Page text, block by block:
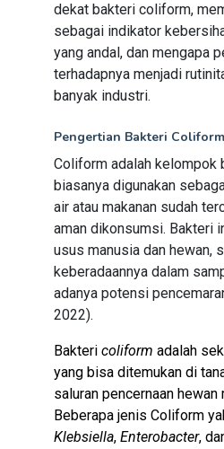
dekat bakteri coliform,
sebagai indikator
yang andal, dan mengapa
terhadapnya menjadi
banyak industri.
Pengertian Bakteri Coliform
Coliform adalah kelompok
biasanya digunakan
air atau makanan sudah
aman dikonsumsi. Bakteri
usus manusia dan hewan,
keberadaannya dalam
adanya potensi
2022).
Bakteri coliform adalah
yang bisa ditemukan di
saluran pencernaan hewan
Beberapa jenis Coliform
Klebsiella, Enterobacter,